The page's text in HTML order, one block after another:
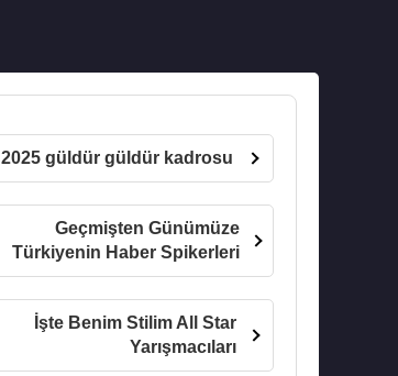
2025 güldür güldür kadrosu
Geçmişten Günümüze
Türkiyenin Haber Spikerleri
İşte Benim Stilim All Star
Yarışmacıları